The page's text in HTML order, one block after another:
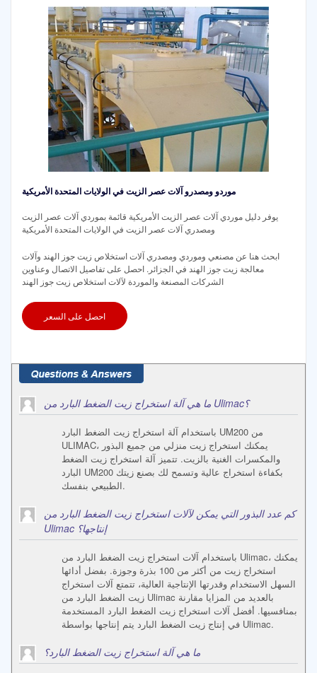
موردو ومصدرو آلات عصر الزيت في الولايات المتحدة الأمريكية
يوفر دليل موردي آلات عصر الزيت الأمريكية قائمة بموردي آلات عصر الزيت
ومصدري آلات عصر الزيت في الولايات المتحدة الأمريكية
ابحث هنا عن مصنعي وموردي ومصدري آلات استخلاص زيت جوز الهند وآلات
معالجة زيت جوز الهند في الجزائر. احصل على تفاصيل الاتصال وعناوين
الشركات المصنعة والموردة لآلات استخلاص زيت جوز الهند
احصل على السعر
ما هي آلة استخراج زيت الضغط البارد من Ulimac؟
باستخدام آلة استخراج زيت الضغط البارد UM200 من
ULIMAC، يمكنك استخراج زيت منزلي من جميع البذور
والمكسرات الغنية بالزيت. تتميز آلة استخراج زيت الضغط
البارد UM200 بكفاءة استخراج عالية وتسمح لك بصنع زيتك
الطبيعي بنفسك.
كم عدد البذور التي يمكن لآلات استخراج زيت الضغط البارد من
Ulimac إنتاجها؟
باستخدام آلات استخراج زيت الضغط البارد من Ulimac، يمكنك
استخراج زيت من أكثر من 100 بذرة وجوزة. بفضل أدائها
السهل الاستخدام وقدرتها الإنتاجية العالية، تتمتع آلات استخراج
زيت الضغط البارد من Ulimac بالعديد من المزايا مقارنة
بمنافسيها. أفضل آلات استخراج زيت الضغط البارد المستخدمة
في إنتاج زيت الضغط البارد يتم إنتاجها بواسطة Ulimac.
ما هي آلة استخراج زيت الضغط البارد؟